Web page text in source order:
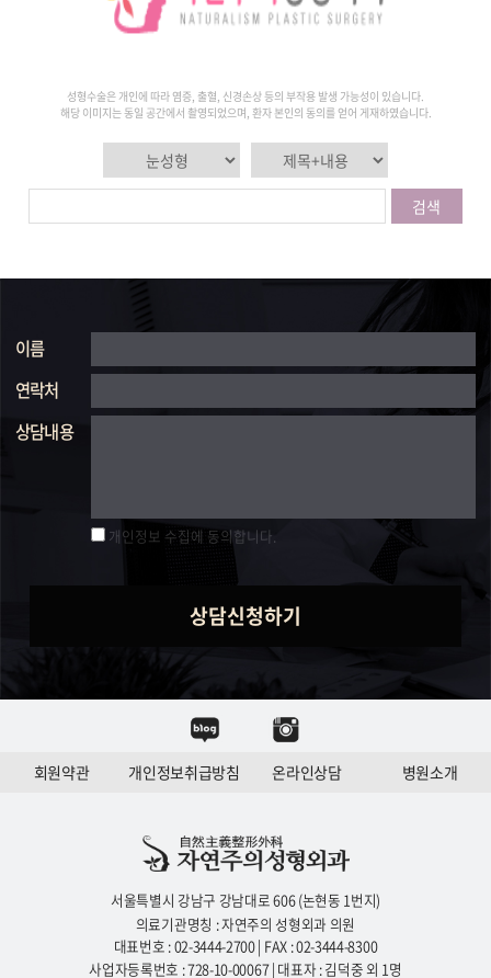
성형수술은 개인에 따라 염증, 출혈, 신경손상 등의 부작용 발생 가능성이 있습니다.
해당 이미지는 동일 공간에서 촬영되었으며, 환자 본인의 동의를 얻어 게재하였습니다.
검색
이름
연락처
상담내용
개인정보 수집에 동의합니다.
상담신청하기
회원약관 개인정보취급방침 온라인상담 병원소개
서울특별시 강남구 강남대로 606 (논현동 1번지)
의료기관명칭 : 자연주의 성형외과 의원
대표번호 : 02-3444-2700 | FAX : 02-3444-8300
사업자등록번호 : 728-10-00067 | 대표자 : 김덕중 외 1명